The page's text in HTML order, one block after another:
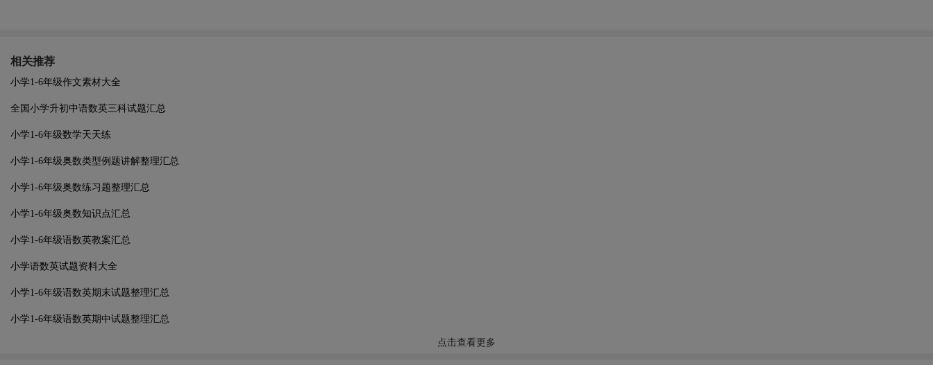
相关推荐
小学1-6年级作文素材大全
全国小学升初中语数英三科试题汇总
小学1-6年级数学天天练
小学1-6年级奥数类型例题讲解整理汇总
小学1-6年级奥数练习题整理汇总
小学1-6年级奥数知识点汇总
小学1-6年级语数英教案汇总
小学语数英试题资料大全
小学1-6年级语数英期末试题整理汇总
小学1-6年级语数英期中试题整理汇总
点击查看更多